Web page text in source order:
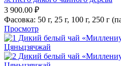
3 900.00 ₽
Фасовка: 50 г, 25 г, 100 г, 250 г
Просмотр